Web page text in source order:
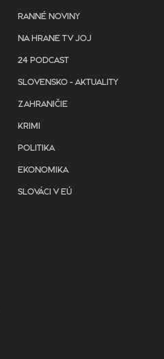
RANNÉ NOVINY
NA HRANE TV JOJ
24 PODCAST
SLOVENSKO - AKTUALITY
ZAHRANIČIE
KRIMI
POLITIKA
EKONOMIKA
SLOVÁCI V EÚ